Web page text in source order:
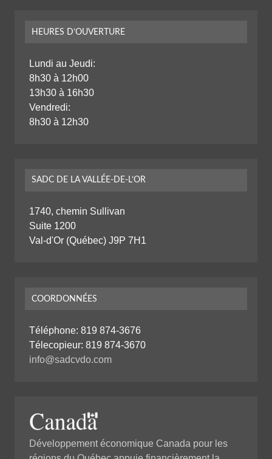
HEURES D’OUVERTURE
Lundi au Jeudi:
8h30 à 12h00
13h30 à 16h30
Vendredi:
8h30 à 12h30
SADC DE LA VALLÉE-DE-L’OR
1740, chemin Sullivan
Suite 1200
Val-d'Or (Québec) J9P 7H1
COORDONNÉES
Téléphone: 819 874-3676
Télecopieur: 819 874-3670
info@sadcvdo.com
Développement économique Canada pour les